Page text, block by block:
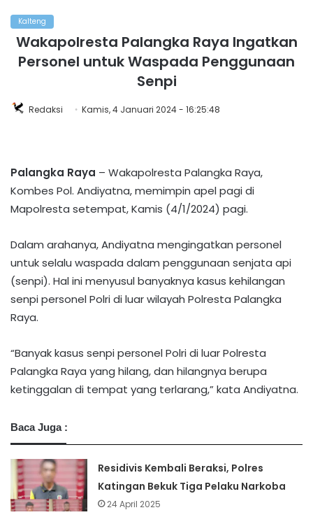
Kalteng
Wakapolresta Palangka Raya Ingatkan
Personel untuk Waspada Penggunaan
Senpi
Redaksi Kamis, 4 Januari 2024 - 16:25:48
Palangka Raya – Wakapolresta Palangka Raya,
Kombes Pol. Andiyatna, memimpin apel pagi di
Mapolresta setempat, Kamis (4/1/2024) pagi.
Dalam arahanya, Andiyatna mengingatkan personel
untuk selalu waspada dalam penggunaan senjata api
(senpi). Hal ini menyusul banyaknya kasus kehilangan
senpi personel Polri di luar wilayah Polresta Palangka
Raya.
“Banyak kasus senpi personel Polri di luar Polresta
Palangka Raya yang hilang, dan hilangnya berupa
ketinggalan di tempat yang terlarang,” kata Andiyatna.
Baca Juga :
Residivis Kembali Beraksi, Polres
Katingan Bekuk Tiga Pelaku Narkoba
24 April 2025